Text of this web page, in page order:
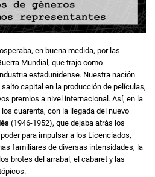
en buena medida, por las
Mundial, que trajo como
estadunidense. Nuestra nación
capital en la producción de películas,
premios a nivel internacional. Así, en la
cuarenta, con la llegada del nuevo
(1946-1952), que dejaba atrás los
para impulsar a los Licenciados,
familiares de diversas intensidades, la
brotes del arrabal, el cabaret y las